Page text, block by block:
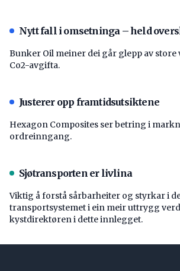
Nytt fall i omsetninga – held
Bunker Oil meiner dei går glepp av
Co2-avgifta.
Justerer opp framtidsutsiktene
Hexagon Composites ser betring i
ordreinngang.
Sjøtransporten er livlina
Viktig å forstå ­sårbarheiter og styrkar i
transport­systemet i ein meir uttrygg
kystdirektøren i dette innlegget.